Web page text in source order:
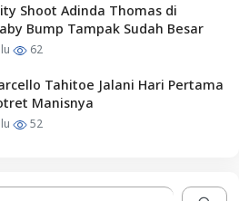
Shoot Adinda Thomas di
Bump Tampak Sudah Besar
62
Tahitoe Jalani Hari Pertama
Manisnya
52